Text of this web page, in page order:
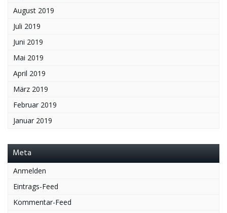
August 2019
Juli 2019
Juni 2019
Mai 2019
April 2019
März 2019
Februar 2019
Januar 2019
Meta
Anmelden
Eintrags-Feed
Kommentar-Feed